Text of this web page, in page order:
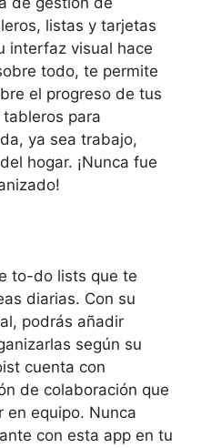
listas y tarjetas
interfaz visual hace
todo, te permite
el progreso de tus
para
ya sea trabajo,
hogar. ¡Nunca fue
to-do lists que te
diarias. Con su
podrás añadir
según su
cuenta con
de colaboración que
en equipo. Nunca
con esta app en tu